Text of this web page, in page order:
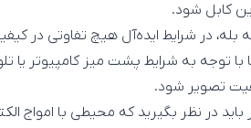
کابل شود.
تصویر شود.
باید در نظر بگیرید که محیطی با امواج